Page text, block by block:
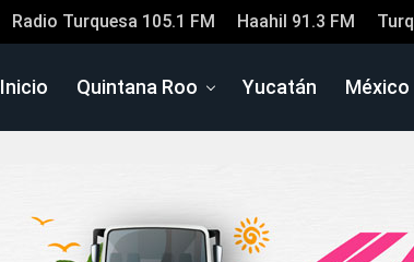
Radio Turquesa 105.1 FM Haahil 91.3 FM
Inicio Quintana Roo Yucatán México